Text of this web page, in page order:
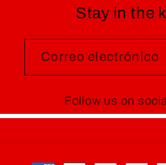
Stay in the
Correo electrónico
Follow us on